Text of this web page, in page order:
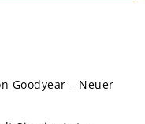
Goodyear – Neuer